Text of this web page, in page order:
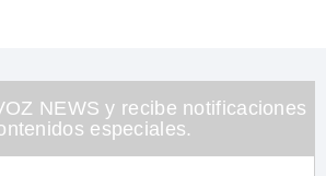
NEWS y recibe notificaciones
especiales.